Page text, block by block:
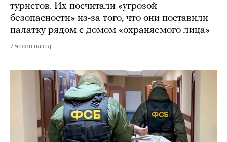
туристов. Их посчитали «угрозой
безопасности» из-за того, что они поставили
палатку рядом с домом «охраняемого лица»
7 часов назад